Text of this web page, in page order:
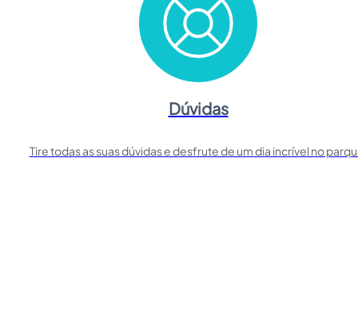
Dúvidas
Tire todas as suas dúvidas e desfrute de um dia incrível no